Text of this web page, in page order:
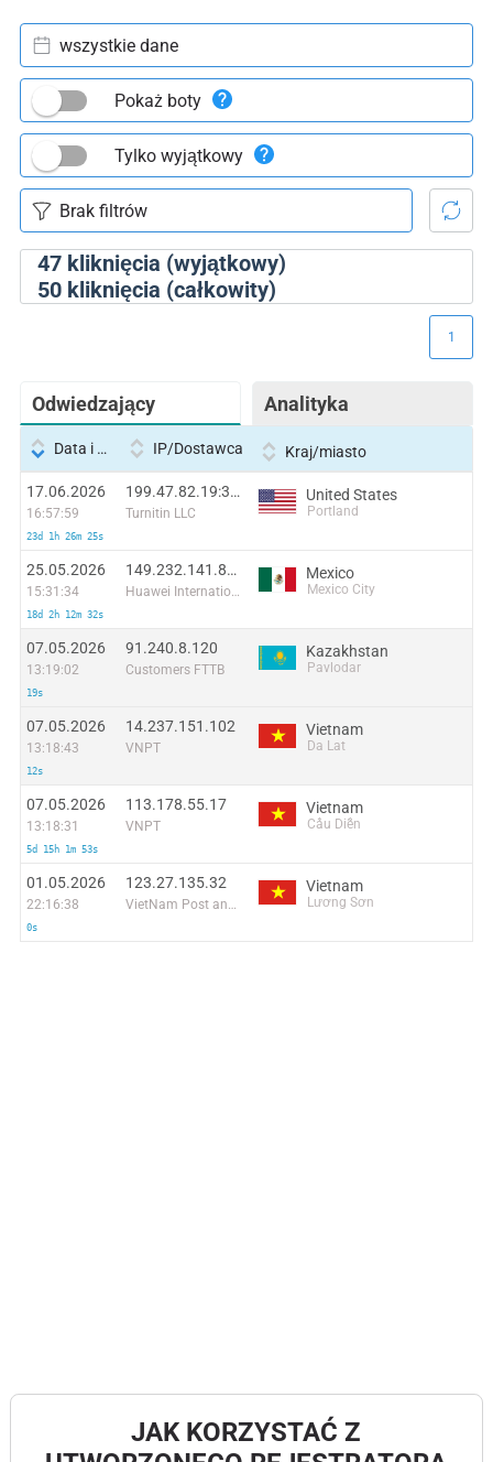
47kliknięcia (wyjątkowy)
50kliknięcia (całkowity)
wszystkie dane
Pokaż boty
Tylko wyjątkowy
Odwiedzający Analityka
1
Data i godzina IP/Dostawca Kraj/miasto
17.06.2026
16:57:59
23d 1h 26m 25s
199.47.82.19:37920
Turnitin LLC
United States
Portland
25.05.2026
15:31:34
18d 2h 12m 32s
149.232.141.88:48326
Huawei International Pte. Ltd.
Mexico
Mexico City
07.05.2026
13:19:02
19s
91.240.8.120
Customers FTTB
Kazakhstan
Pavlodar
07.05.2026
13:18:43
12s
14.237.151.102
VNPT
Vietnam
Da Lat
07.05.2026
13:18:31
5d 15h 1m 53s
113.178.55.17
VNPT
Vietnam
Cầu Diễn
01.05.2026
22:16:38
0s
123.27.135.32
VietNam Post and Telecom Corporation
Vietnam
Lương Sơn
JAK KORZYSTAĆ Z